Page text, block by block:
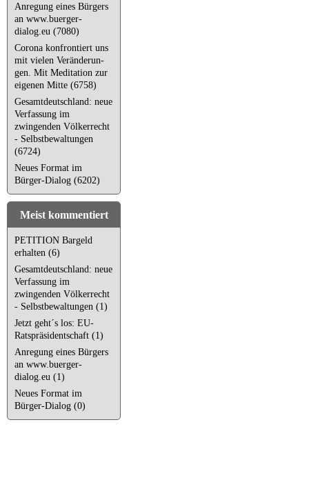
Anregung eines Bürgers
an www.buerger-
dialog.eu (7080)
Corona kon­fron­tiert uns
mit vielen Ver­än­de­run­
gen. Mit Meditation zur
eigenen Mitte (6758)
Gesamtdeutschland: neue
Verfassung im
zwingenden Völkerrecht
- Selbstbewaltungen
(6724)
Neues Format im
Bürger-Dialog (6202)
Meist kommentiert
PETITION Bargeld
erhalten (6)
Gesamtdeutschland: neue
Verfassung im
zwingenden Völkerrecht
- Selbstbewaltungen (1)
Jetzt geht´s los: EU-
Ratspräsidentschaft (1)
Anregung eines Bürgers
an www.buerger-
dialog.eu (1)
Neues Format im
Bürger-Dialog (0)